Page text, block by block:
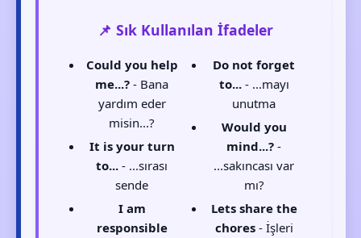
📌 Sık Kullanılan İfadeler
Could you help
me...? - Bana
yardım eder
misin...?
It is your turn
to... - ...sırası
sende
I am
responsible
Do not forget
to...- ...mayı
unutma
Would you
mind...? -
...sakıncası var
mı?
Lets share the
chores- İşleri